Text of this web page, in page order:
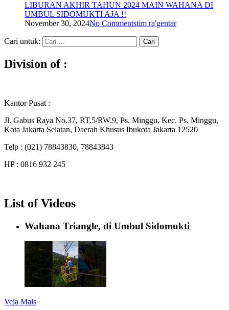
LIBURAN AKHIR TAHUN 2024 MAIN WAHANA DI
UMBUL SIDOMUKTI AJA !!
November 30, 2024No Commentstim ra'gentar
Cari untuk:
Division of :
Kantor Pusat :
Jl. Gabus Raya No.37, RT.5/RW.9, Ps. Minggu, Kec. Ps. Minggu,
Kota Jakarta Selatan, Daerah Khusus Ibukota Jakarta 12520
Telp : (021) 78843830, 78843843
HP : 0816 932 245
List of Videos
Wahana Triangle, di Umbul Sidomukti
Veja Mais